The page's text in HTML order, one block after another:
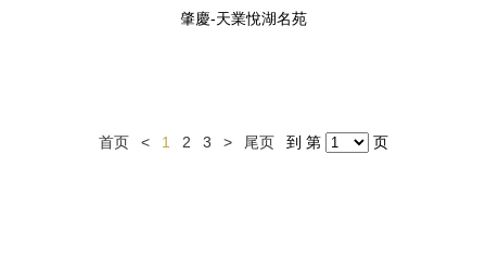
肇慶-天業悅湖名苑
首页 < 1 2 3 > 尾页 到 第 页